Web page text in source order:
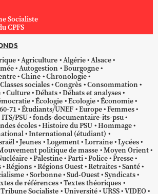
Socialiste
CPFS
Agriculture Algérie Alsace
Autogestion
Bourgogne
Chine Chronologie
Classes sociales Congrès Consommation
Culture Débats Débats et analyses
Écologie Ecologie Économie
71 Étudiants/UNEF Europe Femmes
PSU fonds-documentaire-its-psu
écoles Histoire du PSU Hommage
International (étudiant)
Jeunes Logement Lorraine Lycées
politique de masse Moyen Orient
Palestine Parti Police Presse
Régions Régions Ouest Retraites Santé
Sorbonne Sud-Ouest Syndicats
de références Textes théoriques
Tribune Socialiste Université URSS VIDEO